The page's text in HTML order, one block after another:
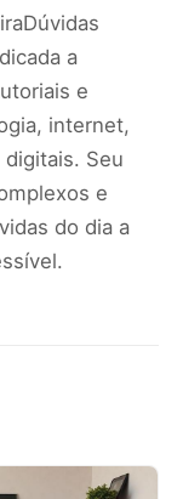
a
e
internet,
Seu
e
do dia a